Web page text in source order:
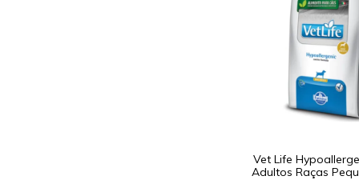
Vet Life
Adultos Raças